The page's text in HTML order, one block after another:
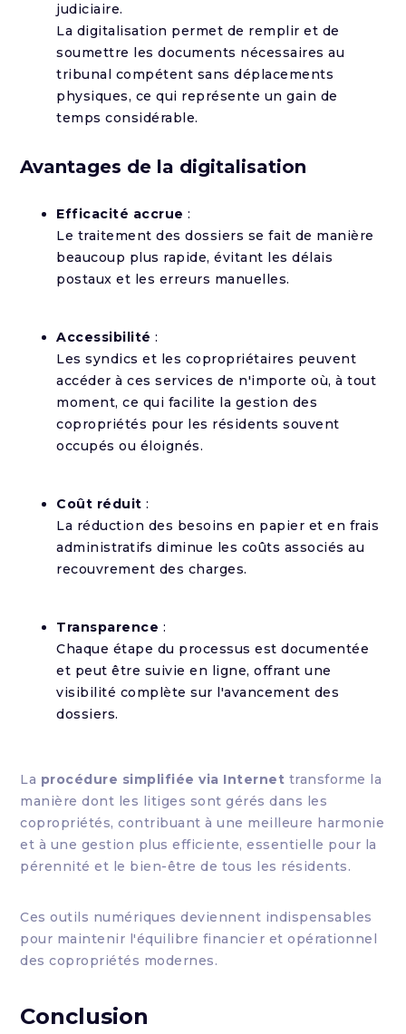
judiciaire.
La digitalisation permet de remplir et de
soumettre les documents nécessaires au
tribunal compétent sans déplacements
physiques, ce qui représente un gain de
temps considérable.
Avantages de la digitalisation
Efficacité accrue :
Le traitement des dossiers se fait de manière
beaucoup plus rapide, évitant les délais
postaux et les erreurs manuelles.
Accessibilité :
Les syndics et les copropriétaires peuvent
accéder à ces services de n'importe où, à tout
moment, ce qui facilite la gestion des
copropriétés pour les résidents souvent
occupés ou éloignés.
Coût réduit :
La réduction des besoins en papier et en frais
administratifs diminue les coûts associés au
recouvrement des charges.
Transparence :
Chaque étape du processus est documentée
et peut être suivie en ligne, offrant une
visibilité complète sur l'avancement des
dossiers.
La procédure simplifiée via Internet transforme la
manière dont les litiges sont gérés dans les
copropriétés, contribuant à une meilleure harmonie
et à une gestion plus efficiente, essentielle pour la
pérennité et le bien-être de tous les résidents.
Ces outils numériques deviennent indispensables
pour maintenir l'équilibre financier et opérationnel
des copropriétés modernes.
Conclusion